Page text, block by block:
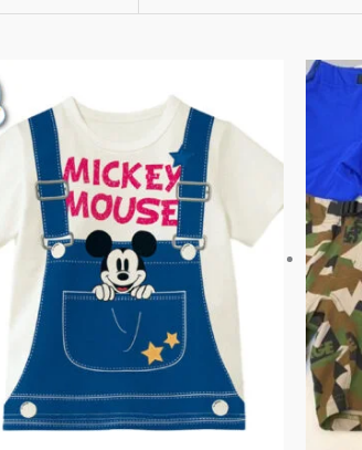
品
有
多
種
款
式。
可
在
產
品
頁